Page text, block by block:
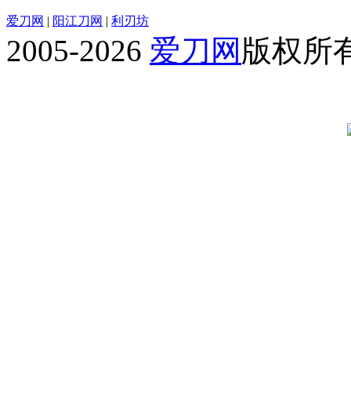
爱刀网 | 阳江刀网 | 利刃坊
2005-2026 爱刀网 版权所